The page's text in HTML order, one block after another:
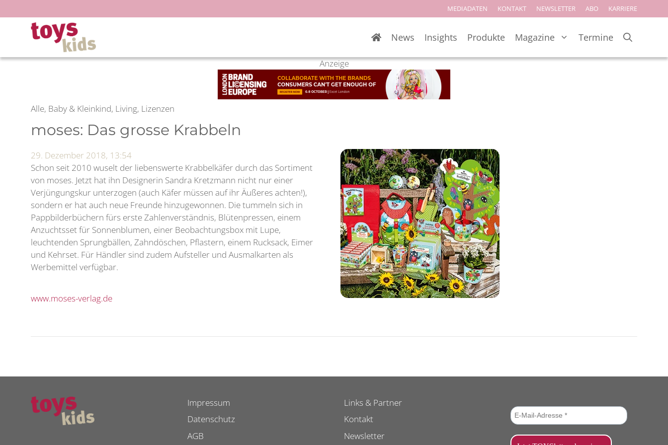
Inhalt
springen
MEDIADATEN KONTAKT NEWSLETTER ABO KARRIERE
News Insights Produkte Magazine Termine
Anzeige
Alle, Baby & Kleinkind, Living, Lizenzen
moses: Das grosse Krabbeln
29. Dezember 2018, 13:54
Schon seit 2010 wuselt der liebenswerte Krabbelkäfer durch das Sortiment
von moses. Jetzt hat ihn Designerin Sandra Kretzmann nicht nur einer
Verjüngungskur unterzogen (auch Käfer müssen auf ihr Äußeres achten!),
sondern er hat auch neue Freunde hinzugewonnen. Die tummeln sich in
Pappbilderbüchern fürs erste Zahlenverständnis, Blütenpressen, einem
Anzuchtsset für Sonnenblumen, einer Beobachtungsbox mit Lupe,
leuchtenden Sprungbällen, Zahndöschen, Pflastern, einem Rucksack, Eimer
und Kehrset. Für Händler sind zudem Aufsteller und Ausmalkarten als
Werbemittel verfügbar.
www.moses-verlag.de
Impressum
Datenschutz
AGB
Links & Partner
Kontakt
Newsletter